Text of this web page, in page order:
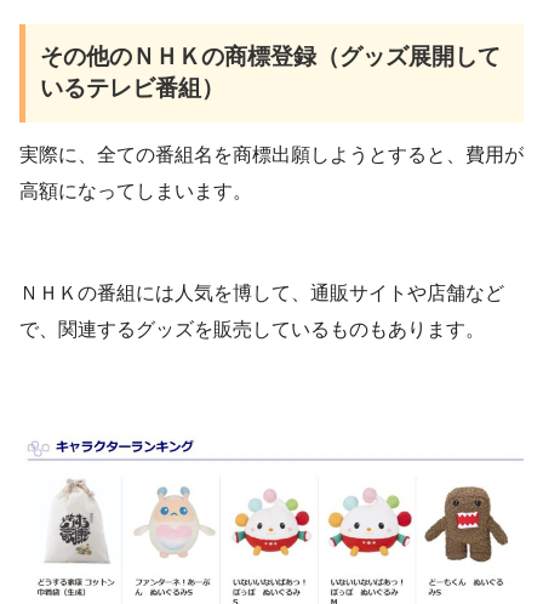
その他のＮＨＫの商標登録（グッズ展開して
いるテレビ番組）
実際に、全ての番組名を商標出願しようとすると、費用が
高額になってしまいます。
ＮＨＫの番組には人気を博して、通販サイトや店舗など
で、関連するグッズを販売しているものもあります。